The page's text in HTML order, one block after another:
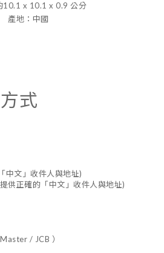
10.1 x 10.1 x 0.9 公分
產地：中國
式
中文」收件人與地址)
供正確的「中文」收件人與地址)
/ JCB ）